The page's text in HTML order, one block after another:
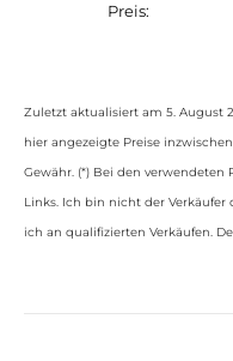
Preis:
Zuletzt aktualisiert am 5. August
hier angezeigte Preise
Gewähr. (*) Bei den
Links. Ich bin nicht der Verkäufer
ich an qualifizierten Verkäufen.